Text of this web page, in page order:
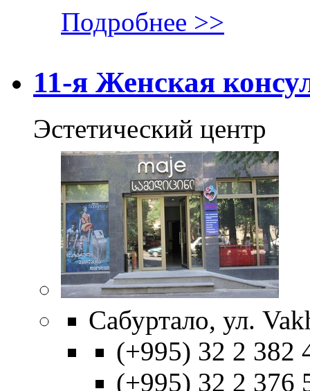
Подробнее >>
11-я Женская
Эстетический центр
Сабуртало, ул.
(+995) 32 2 382
(+995) 32 2 376